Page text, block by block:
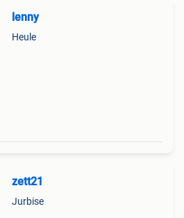
lenny
Heule
zett21
Jurbise